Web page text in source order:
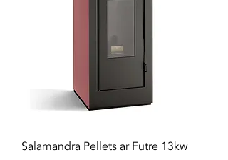
Salamandra Pellets ar Futre 13kw